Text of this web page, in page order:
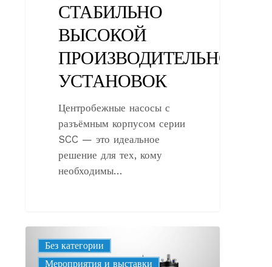
СТАБИЛЬНО
ВЫСОКОЙ
ПРОИЗВОДИТЕЛЬНОСТИ
УСТАНОВОК
Центробежные насосы с
разъёмным корпусом серии
SCC — это идеальное
решение для тех, кому
необходимы…
Без категории
Корпоративные
Мероприятия и выставки